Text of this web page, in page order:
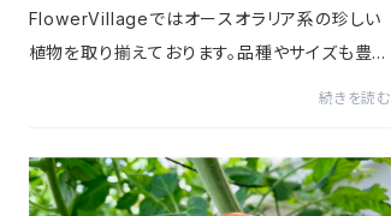
FlowerVillageではオースオラリア系の珍しい
植物を取り揃えております。品種やサイズも豊富
りやブロンズヘイズなどな...
続きを読む